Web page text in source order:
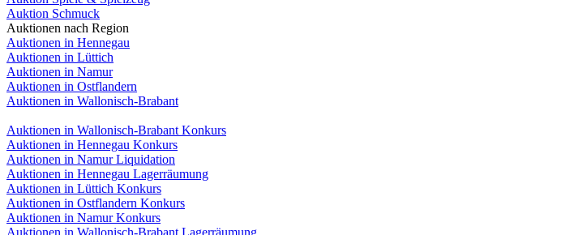
Auktion Schmuck
Auktionen nach Region
Auktionen in Hennegau
Auktionen in Lüttich
Auktionen in Namur
Auktionen in Ostflandern
Auktionen in Wallonisch-Brabant
Auktionen in Wallonisch-Brabant Konkurs
Auktionen in Hennegau Konkurs
Auktionen in Namur Liquidation
Auktionen in Hennegau Lagerräumung
Auktionen in Lüttich Konkurs
Auktionen in Ostflandern Konkurs
Auktionen in Namur Konkurs
Auktionen in Wallonisch-Brabant Lagerräumung